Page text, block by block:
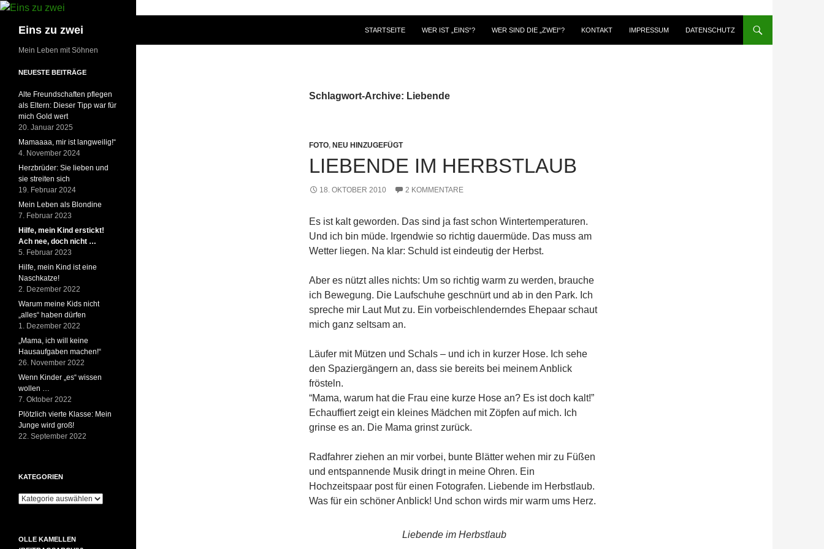
Eins zu zwei
STARTSEITE
WER IST „EINS“? WER SIND DIE „ZWEI“? KONTAKT IMPRESSUM DATENSCHUTZ
Schlagwort-Archive: Liebende
FOTO, NEU HINZUGEFÜGT
LIEBENDE IM HERBSTLAUB
18. OKTOBER 2010 2 KOMMENTARE
Es ist kalt geworden. Das sind ja fast schon Wintertemperaturen.
Und ich bin müde. Irgendwie so richtig dauermüde. Das muss am
Wetter liegen. Na klar: Schuld ist eindeutig der Herbst.
Aber es nützt alles nichts: Um so richtig warm zu werden, brauche
ich Bewegung. Die Laufschuhe geschnürt und ab in den Park. Ich
spreche mir Laut Mut zu. Ein vorbeischlenderndes Ehepaar schaut
mich ganz seltsam an.
Läufer mit Mützen und Schals – und ich in kurzer Hose. Ich sehe
den Spaziergängern an, dass sie bereits bei meinem Anblick
frösteln.
“Mama, warum hat die Frau eine kurze Hose an? Es ist doch kalt!”
Echauffiert zeigt ein kleines Mädchen mit Zöpfen auf mich. Ich
grinse es an. Die Mama grinst zurück.
Radfahrer ziehen an mir vorbei, bunte Blätter wehen mir zu Füßen
und entspannende Musik dringt in meine Ohren. Ein
Hochzeitspaar post für einen Fotografen. Liebende im Herbstlaub.
Was für ein schöner Anblick! Und schon wirds mir warm ums Herz.
Liebende im Herbstlaub
Mein Leben mit Söhnen
NEUESTE BEITRÄGE
Alte Freundschaften pflegen
als Eltern: Dieser Tipp war für
mich Gold wert
20. Januar 2025
Mamaaaa, mir ist langweilig!“
4. November 2024
Herzbrüder: Sie lieben und
sie streiten sich
19. Februar 2024
Mein Leben als Blondine
7. Februar 2023
Hilfe, mein Kind erstickt!
Ach nee, doch nicht …
5. Februar 2023
Hilfe, mein Kind ist eine
Naschkatze!
2. Dezember 2022
Warum meine Kids nicht
„alles“ haben dürfen
1. Dezember 2022
„Mama, ich will keine
Hausaufgaben machen!“
26. November 2022
Wenn Kinder „es“ wissen
wollen …
7. Oktober 2022
Plötzlich vierte Klasse: Mein
Junge wird groß!
22. September 2022
KATEGORIEN
Kategorien
OLLE KAMELLEN